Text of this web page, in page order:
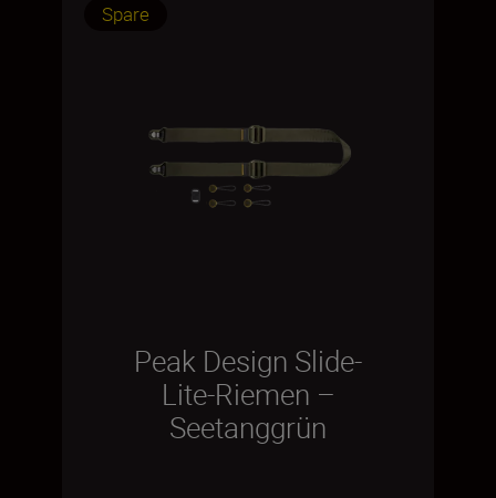
Spare
Peak Design Slide-
Lite-Riemen –
Seetanggrün